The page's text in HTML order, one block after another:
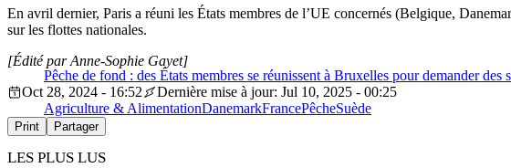
En avril dernier, Paris a réuni les États membres de l’UE concernés (Belgique,
sur les flottes nationales.
Pêche de fond : des États membres se réunissent à Bruxelles pour demander
[Édité par Anne-Sophie Gayet]
Oct 28, 2024 - 16:52
Dernière mise à jour: Jul 10, 2025 - 00:25
Agriculture & AlimentationDanemarkFrancePêcheSuède
Print Partager
LES PLUS LUS